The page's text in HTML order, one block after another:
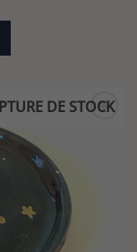
DE STOCK